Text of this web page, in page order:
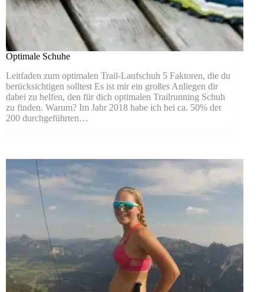
Optimale Schuhe
Leitfaden zum optimalen Trail-Laufschuh 5 Faktoren, die du
berücksichtigen solltest Es ist mir ein großes Anliegen dir
dabei zu helfen, den für dich optimalen Trailrunning Schuh
zu finden. Warum? Im Jahr 2018 habe ich bei ca. 50% der
200 durchgeführten…